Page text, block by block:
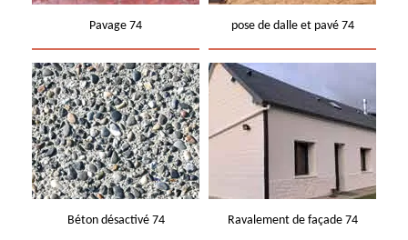
Pavage 74 pose de dalle et pavé 74
Béton désactivé 74 Ravalement de façade 74